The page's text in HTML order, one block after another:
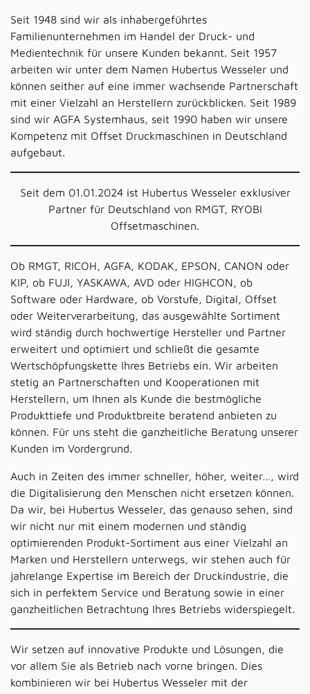
Seit 1948 sind wir als inhabergeführtes
Familienunternehmen im Handel der Druck- und
Medientechnik für unsere Kunden bekannt. Seit 1957
arbeiten wir unter dem Namen Hubertus Wesseler und
können seither auf eine immer wachsende Partnerschaft
mit einer Vielzahl an Herstellern zurückblicken. Seit 1989
sind wir AGFA Systemhaus, seit 1990 haben wir unsere
Kompetenz mit Offset Druckmaschinen in Deutschland
aufgebaut.
Seit dem 01.01.2024 ist Hubertus Wesseler exklusiver
Partner für Deutschland von RMGT, RYOBI
Offsetmaschinen.
Ob RMGT, RICOH, AGFA, KODAK, EPSON, CANON oder
KIP, ob FUJI, YASKAWA, AVD oder HIGHCON, ob
Software oder Hardware, ob Vorstufe, Digital, Offset
oder Weiterverarbeitung, das ausgewählte Sortiment
wird ständig durch hochwertige Hersteller und Partner
erweitert und optimiert und schließt die gesamte
Wertschöpfungskette Ihres Betriebs ein. Wir arbeiten
stetig an Partnerschaften und Kooperationen mit
Herstellern, um Ihnen als Kunde die bestmögliche
Produkttiefe und Produktbreite beratend anbieten zu
können. Für uns steht die ganzheitliche Beratung unserer
Kunden im Vordergrund.
Auch in Zeiten des immer schneller, höher, weiter…, wird
die Digitalisierung den Menschen nicht ersetzen können.
Da wir, bei Hubertus Wesseler, das genauso sehen, sind
wir nicht nur mit einem modernen und ständig
optimierenden Produkt-Sortiment aus einer Vielzahl an
Marken und Herstellern unterwegs, wir stehen auch für
jahrelange Expertise im Bereich der Druckindustrie, die
sich in perfektem Service und Beratung sowie in einer
ganzheitlichen Betrachtung Ihres Betriebs widerspiegelt.
Wir setzen auf innovative Produkte und Lösungen, die
vor allem Sie als Betrieb nach vorne bringen. Dies
kombinieren wir bei Hubertus Wesseler mit der